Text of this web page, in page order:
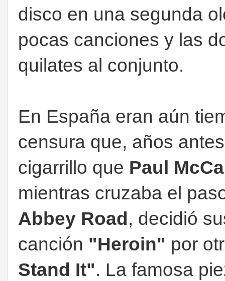
disco en una segunda
pocas canciones y las
quilates al conjunto.
En España eran aún
censura que, años
cigarrillo que Paul
mientras cruzaba el
Abbey Road , decidió
canción "Heroin" por
Stand It". La famosa